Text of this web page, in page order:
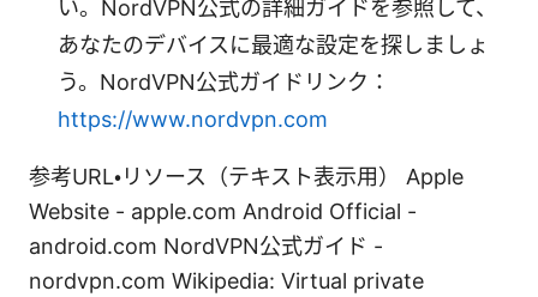
い。NordVPN公式の詳細ガイドを参照して、
あなたのデバイスに最適な設定を探しましょ
う。NordVPN公式ガイドリンク：
https://www.nordvpn.com
参考URL・リソース（テキスト表示用） Apple
Website - apple.com Android Official -
android.com NordVPN公式ガイド -
nordvpn.com Wikipedia: Virtual private